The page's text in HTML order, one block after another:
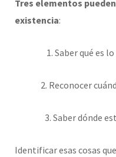
Tres elementos
existencia:
1. Saber qué es
2. Reconocer
3. Saber dónde
Identificar esas cosas